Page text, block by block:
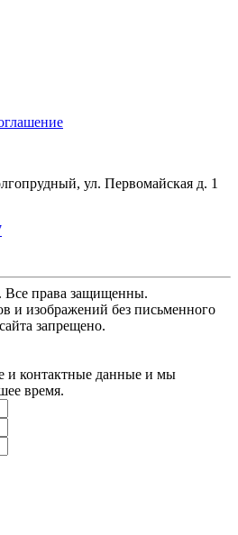
ул. Первомайская д. 1
права защищенны.
и изображений без письменного
запрещено.
и контактные данные и мы
время.